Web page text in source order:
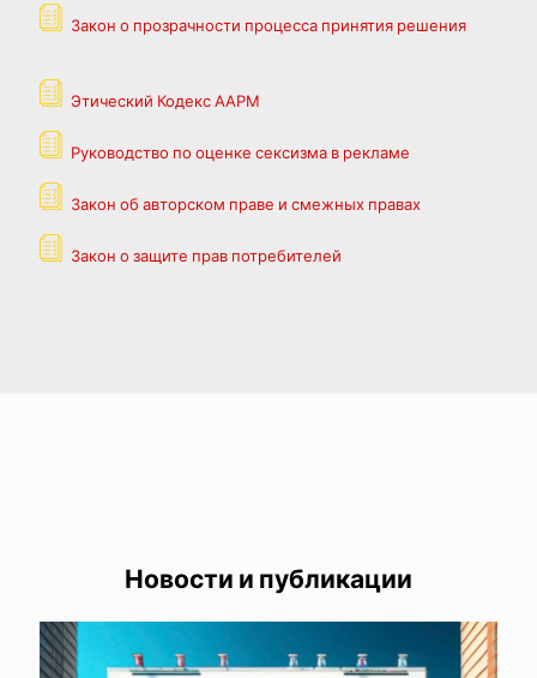
Закон о прозрачности процесса принятия решения
Этический Кодекс ААРМ
Руководство по оценке сексизма в рекламе
Закон об авторском праве и смежных правах
Закон о защите прав потребителей
Новости и публикации